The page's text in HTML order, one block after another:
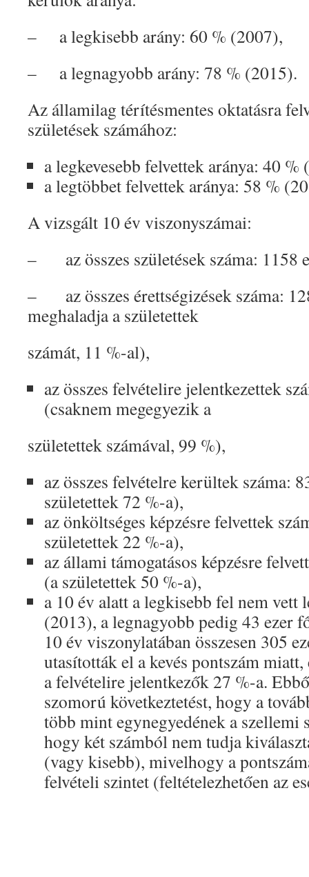
– a legkisebb arány: 60 % (2007),
– a legnagyobb arány: 78 % (2015).
Az államilag térítésmentes oktatásra
születések számához:
a legkevesebb felvettek aránya: 40 %
a legtöbbet felvettek aránya: 58 %
A vizsgált 10 év viszonyszámai:
– az összes születések száma: 1158
– az összes érettségizések száma:
meghaladja a születettek
számát, 11 %-al),
az összes felvételire jelentkezettek
(csaknem megegyezik a
születettek számával, 99 %),
az összes felvételre kerültek száma:
születettek 72 %-a),
az önköltséges képzésre felvettek
születettek 22 %-a),
az állami támogatásos képzésre
(a születettek 50 %-a),
a 10 év alatt a legkisebb fel nem vett
(2013), a legnagyobb pedig 43 ezer
10 év viszonylatában összesen 305
utasították el a kevés pontszám
a felvételire jelentkezők 27 %-a.
szomorú következtetést, hogy a
több mint egynegyedének a szellemi
hogy két számból nem tudja
(vagy kisebb), mivelhogy a
felvételi szintet (feltételezhetően az